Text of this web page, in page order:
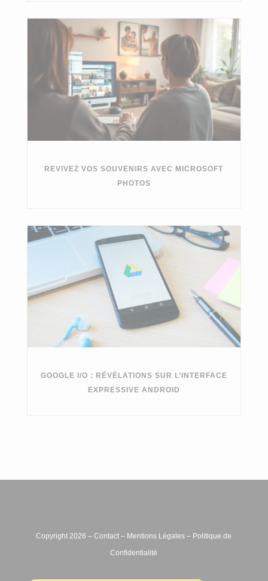
REVIVEZ VOS SOUVENIRS AVEC MICROSOFT
PHOTOS
GOOGLE I/O : RÉVÉLATIONS SUR L’INTERFACE
EXPRESSIVE ANDROID
Copyright 2026 –Contact – Mentions Légales – Politique de
Confidentialité